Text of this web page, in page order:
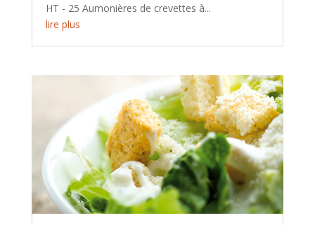
HT - 25 Aumonières de crevettes à...
lire plus